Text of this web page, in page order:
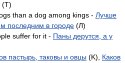
(T)
than a dog among kings - Лучше
последним в городе (Л)
suffer for it - Паны дерутся, а у
пастырь, таковы и овцы (K), Каков